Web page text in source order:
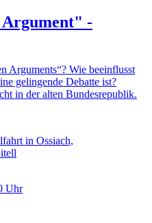
Argument" -
Arguments“? Wie beeinflusst
gelingende Debatte ist?
in der alten Bundesrepublik.
Uhr